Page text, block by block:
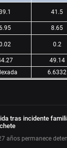
41.5
8.65
0.2
49.14
6.6332
tras incidente
años permanece